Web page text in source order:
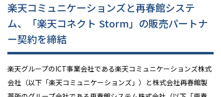
楽天コミュニケーションズと再春館システ
ム、「楽天コネクト Storm」の販売パートナ
ー契約を締結
楽天グループのICT事業会社である楽天コミュニケーションズ株式
会社（以下「楽天コミュニケーションズ」）と株式会社再春館製